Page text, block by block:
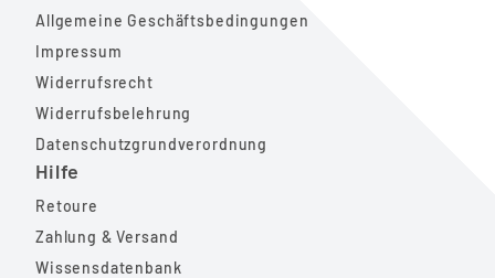
Allgemeine Geschäftsbedingungen
Impressum
Widerrufsrecht
Widerrufsbelehrung
Datenschutzgrundverordnung
Hilfe
Retoure
Zahlung & Versand
Wissensdatenbank